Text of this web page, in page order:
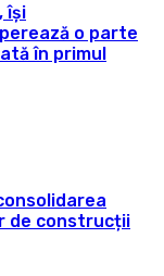
își
o parte
în primul
de construcții